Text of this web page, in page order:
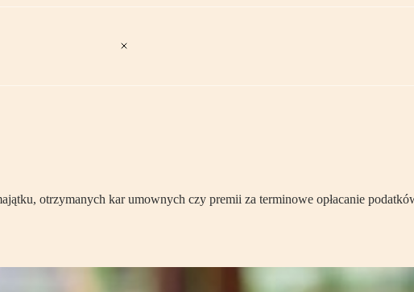
otrzymanych kar umownych czy premii za terminowe opłacanie